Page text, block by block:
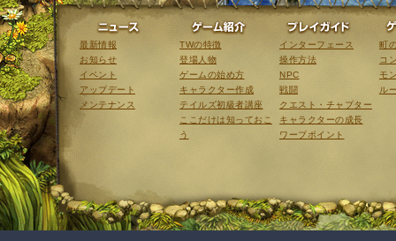
ニュース
最新情報
お知らせ
イベント
アップデート
メンテナンス
ゲーム紹介
TWの特徴
登場人物
ゲームの始め方
キャラクター作成
テイルズ初級者講座
ここだけは知っておこ
う
インターフェース
操作方法
NPC
戦闘
クエスト・チャプター
キャラクターの成長
ワープポイント
町
コ
モ
ル